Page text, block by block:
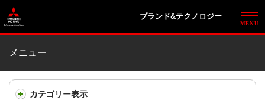
ブランド&テクノロジー
メニュー
カテゴリー表示